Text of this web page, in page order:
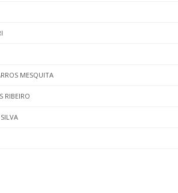
MESQUITA
RIBEIRO